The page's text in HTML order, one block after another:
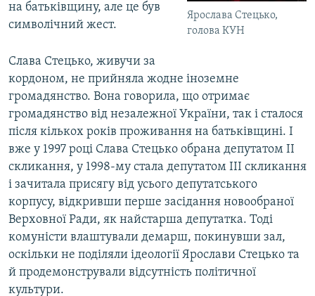
Ярослава Стецько,
голова КУН
на батьківщину, але це був
символічний жест.
Слава Стецько, живучи за
кордоном, не прийняла жодне іноземне
громадянство. Вона говорила, що отримає
громадянство від незалежної України, так і сталося
після кількох років проживання на батьківщині. І
вже у 1997 році Слава Стецько обрана депутатом ІІ
скликання, у 1998-му стала депутатом ІІІ скликання
і зачитала присягу від усього депутатського
корпусу, відкривши перше засідання новообраної
Верховної Ради, як найстарша депутатка. Тоді
комуністи влаштували демарш, покинувши зал,
оскільки не поділяли ідеології Ярослави Стецько та
й продемонстрували відсутність політичної
культури.